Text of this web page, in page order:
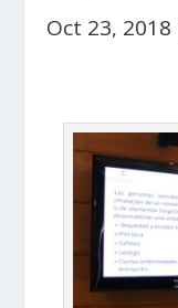
Oct 23, 2018